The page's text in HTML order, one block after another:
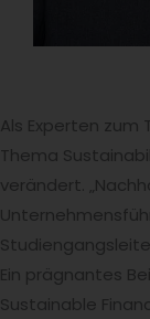
Als Experten zum
Thema
verändert.
Ein prägnantes
Sustainable